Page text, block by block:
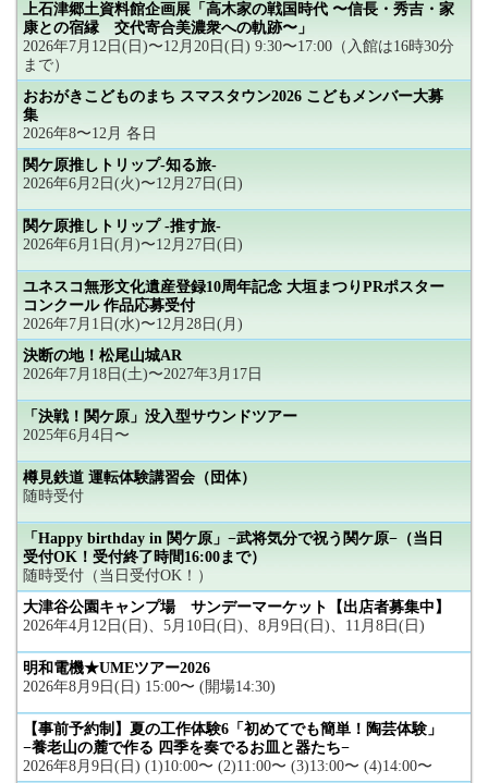
上石津郷土資料館企画展「高木家の戦国時代 〜信長・秀吉・家
康との宿縁 交代寄合美濃衆への軌跡〜」
2026年7月12日(日)〜12月20日(日) 9:30〜17:00（入館は16時30分
まで）
おおがきこどものまち スマスタウン2026 こどもメンバー大募
集
2026年8〜12月 各日
関ケ原推しトリップ-知る旅-
2026年6月2日(火)〜12月27日(日)
関ケ原推しトリップ -推す旅-
2026年6月1日(月)〜12月27日(日)
ユネスコ無形文化遺産登録10周年記念 大垣まつりPRポスター
コンクール 作品応募受付
2026年7月1日(水)〜12月28日(月)
決断の地！松尾山城AR
2026年7月18日(土)〜2027年3月17日
「決戦！関ケ原」没入型サウンドツアー
2025年6月4日〜
樽見鉄道 運転体験講習会（団体）
随時受付
「Happy birthday in 関ケ原」−武将気分で祝う関ケ原−（当日
受付OK！受付終了時間16:00まで）
随時受付（当日受付OK！）
大津谷公園キャンプ場 サンデーマーケット【出店者募集中】
2026年4月12日(日)、5月10日(日)、8月9日(日)、11月8日(日)
明和電機★UMEツアー2026
2026年8月9日(日) 15:00〜 (開場14:30)
【事前予約制】夏の工作体験6「初めてでも簡単！陶芸体験」
−養老山の麓で作る 四季を奏でるお皿と器たち−
2026年8月9日(日) (1)10:00〜 (2)11:00〜 (3)13:00〜 (4)14:00〜